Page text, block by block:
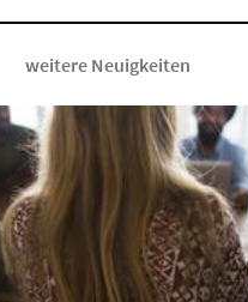
weitere Neuigkeiten